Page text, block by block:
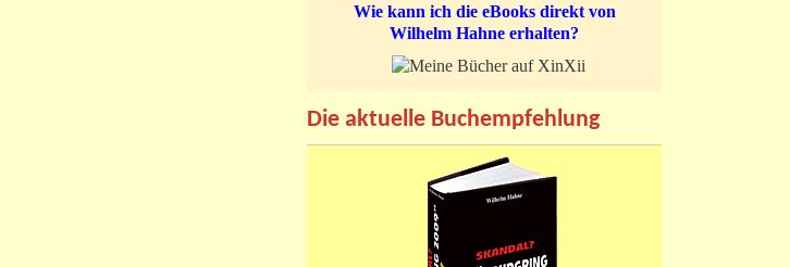
Wie kann ich die eBooks direkt von
Wilhelm Hahne erhalten?
Die aktuelle Buchempfehlung